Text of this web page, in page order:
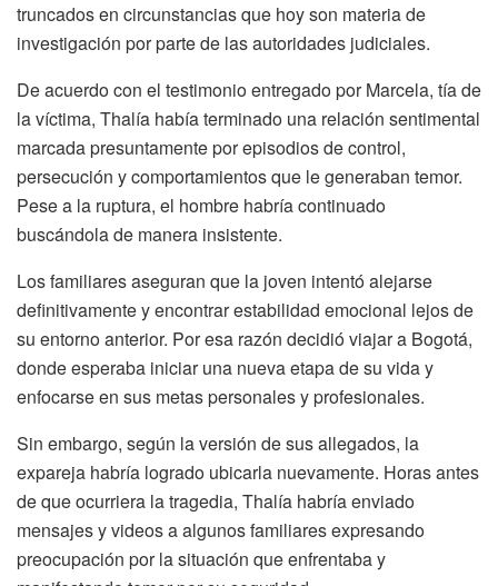
truncados en circunstancias que hoy son materia de
investigación por parte de las autoridades judiciales.
De acuerdo con el testimonio entregado por Marcela, tía de
la víctima, Thalía había terminado una relación sentimental
marcada presuntamente por episodios de control,
persecución y comportamientos que le generaban temor.
Pese a la ruptura, el hombre habría continuado
buscándola de manera insistente.
Los familiares aseguran que la joven intentó alejarse
definitivamente y encontrar estabilidad emocional lejos de
su entorno anterior. Por esa razón decidió viajar a Bogotá,
donde esperaba iniciar una nueva etapa de su vida y
enfocarse en sus metas personales y profesionales.
Sin embargo, según la versión de sus allegados, la
expareja habría logrado ubicarla nuevamente. Horas antes
de que ocurriera la tragedia, Thalía habría enviado
mensajes y videos a algunos familiares expresando
preocupación por la situación que enfrentaba y